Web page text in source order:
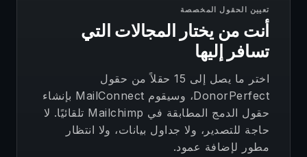
تعيين الحقول المخصصة
أنت من يختار المجالات التي
تسافر إليها
اختر ما يصل إلى 15 حقلاً من حقول
DonorPerfect، وسيقوم MailConnect بإنشاء
حقول الدمج المطابقة في Mailchimp تلقائيًا. لا
حاجة للتصدير، ولا جداول بيانات، ولا انتظار
مطور لإضافة عمود.